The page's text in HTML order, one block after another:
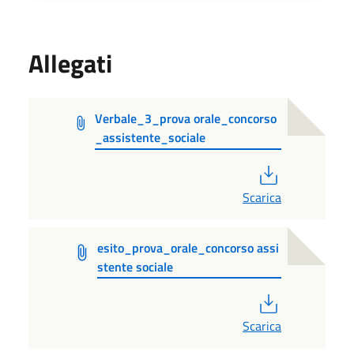
Allegati
Verbale_3_prova orale_concorso
_assistente_sociale
Scarica
esito_prova_orale_concorso assi
stente sociale
Scarica